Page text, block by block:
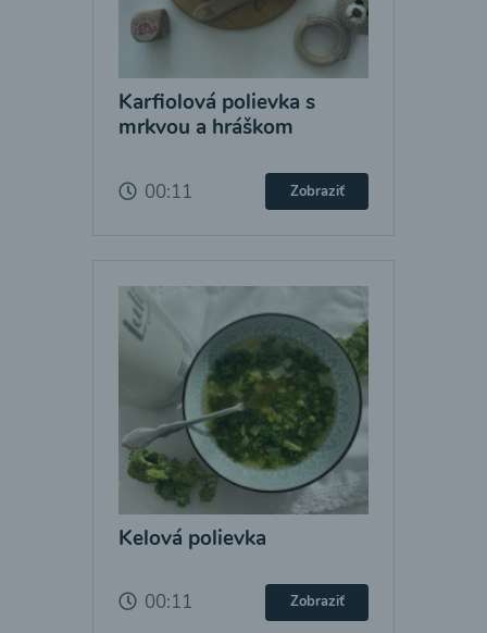
Karfiolová polievka s
mrkvou a hráškom
00:11 Zobraziť
Kelová polievka
00:11 Zobraziť